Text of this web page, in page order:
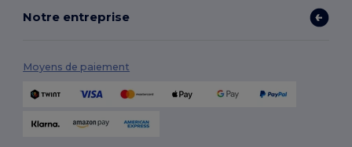
Notre entreprise
Moyens de paiement